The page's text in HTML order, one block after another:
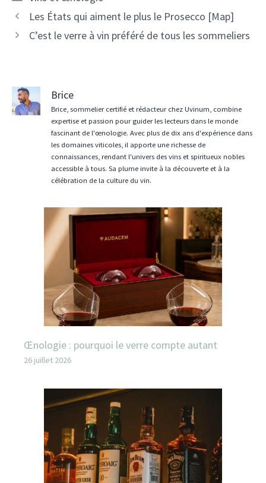
Navigation
des
Les États qui aiment le plus le Prosecco [Map]
C’est le verre à vin préféré de tous les sommeliers
Brice
Brice, sommelier certifié et rédacteur chez Uvinum, combine
expertise et passion pour guider les lecteurs dans le monde
fascinant de l'œnologie. Avec plus de dix ans d'expérience dans
les domaines viticoles, il apporte une richesse de
connaissances, rendant l'univers des vins et spiritueux nobles
accessible à tous. Sa plume invite à la découverte et à la
célébration de la culture du vin.
Œnologie : pourquoi le verre compte autant
26 juillet 2026